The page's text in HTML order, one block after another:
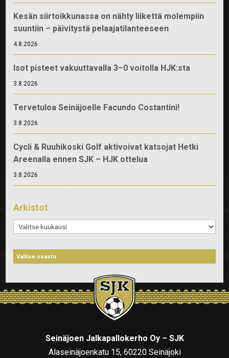
Kesän siirtoikkunassa on nähty liikettä molempiin
suuntiin – päivitystä pelaajatilanteeseen
4.8.2026
Isot pisteet vakuuttavalla 3–0 voitolla HJK:sta
3.8.2026
Tervetuloa Seinäjoelle Facundo Costantini!
3.8.2026
Cycli & Ruuhikoski Golf aktivoivat katsojat Hetki
Areenalla ennen SJK – HJK ottelua
3.8.2026
Arkistot
Arkistot
Seinäjoen Jalkapallokerho Oy – SJK
Alaseinäjoenkatu 15, 60220 Seinäjoki